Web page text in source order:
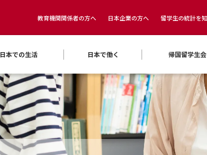
教育機関関係者の方へ 日本企業の方へ 留学生の統計を
日本での生活 日本で働く 帰国留学生会